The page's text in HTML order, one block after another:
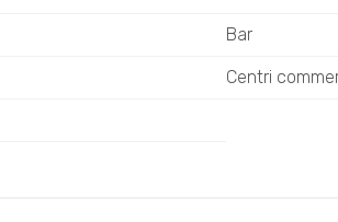
Bar
Centri